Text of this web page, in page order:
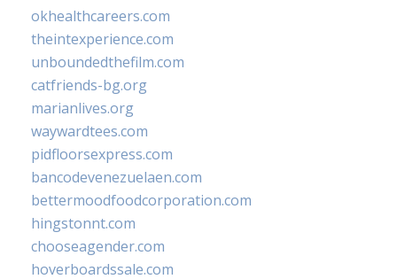
okhealthcareers.com
theintexperience.com
unboundedthefilm.com
catfriends-bg.org
marianlives.org
waywardtees.com
pidfloorsexpress.com
bancodevenezuelaen.com
bettermoodfoodcorporation.com
hingstonnt.com
chooseagender.com
hoverboardssale.com